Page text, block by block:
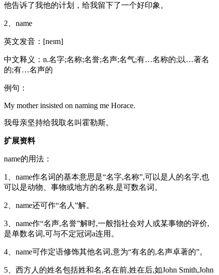
他告诉了我他的计划，给我留下了一个好印象。
2、name
英文发音：[neɪm]
中文释义：n.名字;名称;名誉;名声;名气;有…名称的;以…著名
的;有…名声的
例句：
My mother insisted on naming me Horace.
我母亲坚持给我取名叫霍勒斯。
扩展资料
name的用法：
1、name作名词的基本意思是“名字,名称”,可以是人的名字,也
可以是动物、事物或地方的名称,是可数名词。
2、name还可作“名人”解。
3、name作“名声,名誉”解时,一般指社会对人或某事物的评价,
是单数名词,可与不定冠词a连用。
4、name可作定语修饰其他名词,意为“有名的,名声卓著的”。
5、西方人的姓名包括姓和名,名在前,姓在后,如John Smith,John